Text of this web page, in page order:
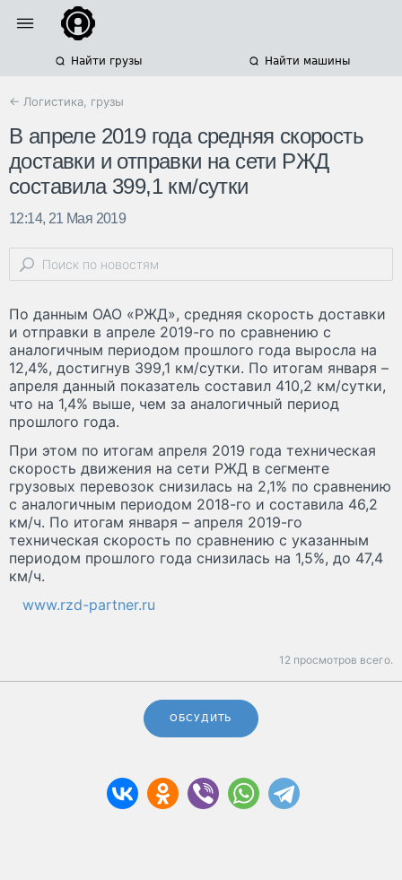
Найти грузы Найти машины
← Логистика, грузы
В апреле 2019 года средняя скорость
доставки и отправки на сети РЖД
составила 399,1 км/сутки
12:14, 21 Мая 2019
По данным ОАО «РЖД», средняя скорость доставки
и отправки в апреле 2019-го по сравнению с
аналогичным периодом прошлого года выросла на
12,4%, достигнув 399,1 км/сутки. По итогам января –
апреля данный показатель составил 410,2 км/сутки,
что на 1,4% выше, чем за аналогичный период
прошлого года.
При этом по итогам апреля 2019 года техническая
скорость движения на сети РЖД в сегменте
грузовых перевозок снизилась на 2,1% по сравнению
с аналогичным периодом 2018-го и составила 46,2
км/ч. По итогам января – апреля 2019-го
техническая скорость по сравнению с указанным
периодом прошлого года снизилась на 1,5%, до 47,4
км/ч.
www.rzd-partner.ru
12 просмотров всего.
ОБСУДИТЬ